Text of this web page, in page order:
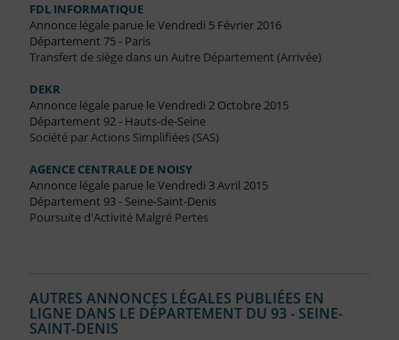
FDL INFORMATIQUE
Annonce légale parue le Vendredi 5 Février 2016
Département 75 - Paris
Transfert de siège dans un Autre Département (Arrivée)
DEKR
Annonce légale parue le Vendredi 2 Octobre 2015
Département 92 - Hauts-de-Seine
Société par Actions Simplifiées (SAS)
AGENCE CENTRALE DE NOISY
Annonce légale parue le Vendredi 3 Avril 2015
Département 93 - Seine-Saint-Denis
Poursuite d'Activité Malgré Pertes
AUTRES ANNONCES LÉGALES PUBLIÉES EN
LIGNE DANS LE DÉPARTEMENT DU 93 - SEINE-
SAINT-DENIS